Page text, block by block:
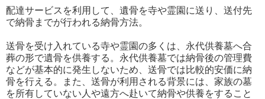
配達サービスを利用して、遺骨を寺や霊園に送り、送付先
で納骨までが行われる納骨方法。
送骨を受け入れている寺や霊園の多くは、永代供養墓へ合
葬の形で遺骨を供養する。永代供養墓では納骨後の管理費
などが基本的に発生しないため、送骨では比較的安価に納
骨を行える。また、送骨が利用される背景には、家族の墓
を所有していない人や遠方へ赴いて納骨や供養をすること